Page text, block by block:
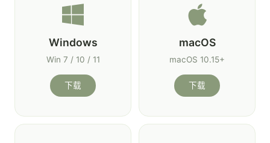
Windows
Win 7 / 10 / 11
下载
macOS
macOS 10.15+
下载